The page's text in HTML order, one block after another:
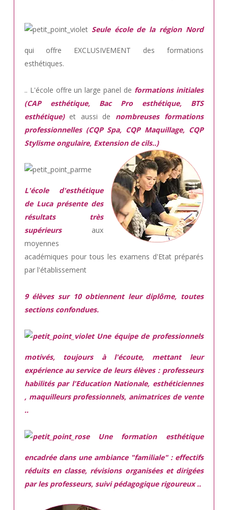
Seule école de la région Nord
qui offre EXCLUSIVEMENT des formations
esthétiques.
.. L'école offre un large panel de formations initiales
(CAP esthétique, Bac Pro esthétique, BTS
esthétique) et aussi de nombreuses formations
professionnelles (CQP Spa, CQP Maquillage, CQP
Stylisme ongulaire, Extension de cils..)
L'école d'esthétique
de Luca présente des
résultats très
supérieurs aux
moyennes
académiques pour tous les examens d'Etat préparés
par l'établissement
9 élèves sur 10 obtiennent leur diplôme, toutes
sections confondues.
Une équipe de professionnels
motivés,toujours à l'écoute, mettant leur
expérience au service de leurs élèves : professeurs
habilités par l'Education Nationale, esthéticiennes
, maquilleurs professionnels, animatrices de vente
..
Une formation esthétique
encadrée dans une ambiance "familiale" : effectifs
réduits en classe, révisions organisées et dirigées
par les professeurs, suivi pédagogique rigoureux ..